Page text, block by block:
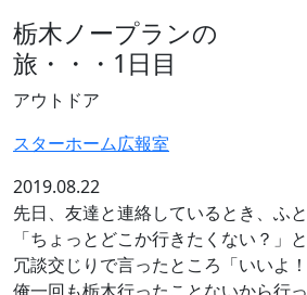
栃木ノープランの
旅・・・1日目
アウトドア
スターホーム広報室
2019.08.22
先日、友達と連絡しているとき、ふと
「ちょっとどこか行きたくない？」と
冗談交じりで言ったところ「いいよ！